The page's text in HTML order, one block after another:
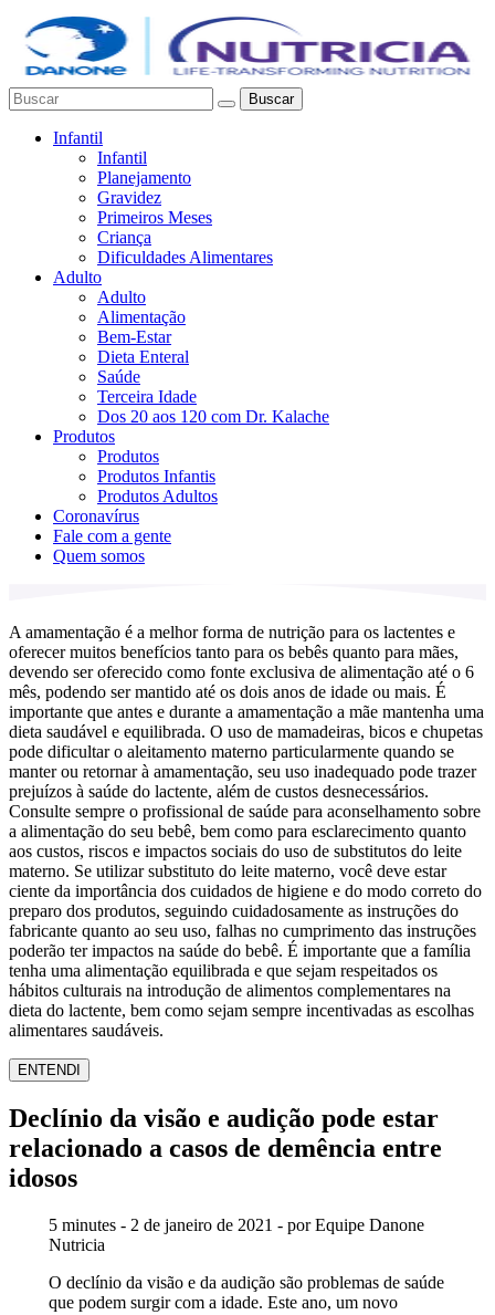
Buscar
Infantil
Infantil
Planejamento
Gravidez
Primeiros Meses
Criança
Dificuldades Alimentares
Adulto
Adulto
Alimentação
Bem-Estar
Dieta Enteral
Saúde
Terceira Idade
Dos 20 aos 120 com Dr. Kalache
Produtos
Produtos
Produtos Infantis
Produtos Adultos
Coronavírus
Fale com a gente
Quem somos
A amamentação é a melhor forma de nutrição para os lactentes e
oferecer muitos benefícios tanto para os bebês quanto para mães,
devendo ser oferecido como fonte exclusiva de alimentação até o 6
mês, podendo ser mantido até os dois anos de idade ou mais. É
importante que antes e durante a amamentação a mãe mantenha uma
dieta saudável e equilibrada. O uso de mamadeiras, bicos e chupetas
pode dificultar o aleitamento materno particularmente quando se
manter ou retornar à amamentação, seu uso inadequado pode trazer
prejuízos à saúde do lactente, além de custos desnecessários.
Consulte sempre o profissional de saúde para aconselhamento sobre
a alimentação do seu bebê, bem como para esclarecimento quanto
aos custos, riscos e impactos sociais do uso de substitutos do leite
materno. Se utilizar substituto do leite materno, você deve estar
ciente da importância dos cuidados de higiene e do modo correto do
preparo dos produtos, seguindo cuidadosamente as instruções do
fabricante quanto ao seu uso, falhas no cumprimento das instruções
poderão ter impactos na saúde do bebê. É importante que a família
tenha uma alimentação equilibrada e que sejam respeitados os
hábitos culturais na introdução de alimentos complementares na
dieta do lactente, bem como sejam sempre incentivadas as escolhas
alimentares saudáveis.
ENTENDI
Declínio da visão e audição pode estar
relacionado a casos de demência entre
idosos
5 minutes - 2 de janeiro de 2021 - por Equipe Danone
Nutricia
O declínio da visão e da audição são problemas de saúde
que podem surgir com a idade. Este ano, um novo